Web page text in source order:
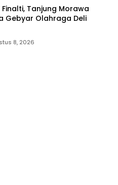
Tanjung Morawa
Gebyar Olahraga Deli
8, 2026